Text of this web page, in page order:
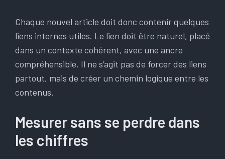
Chaque nouvel article doit donc contenir quelques
liens internes utiles. Le lien doit être naturel, placé
dans un contexte cohérent, avec une ancre
compréhensible. Il ne s’agit pas de forcer des liens
partout, mais de créer un chemin logique entre les
contenus.
Mesurer sans se perdre dans
les chiffres